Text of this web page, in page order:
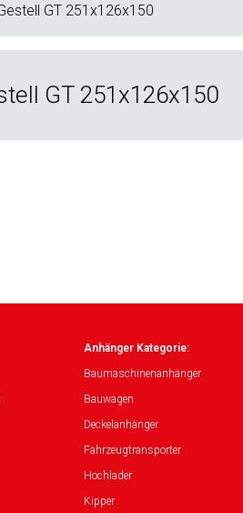
GT 251x126x150
GT 251x126x150
Anhänger Kategorie:
Baumaschinenanhänger
Bauwagen
Deckelanhänger
Fahrzeugtransporter
Hochlader
Kipper